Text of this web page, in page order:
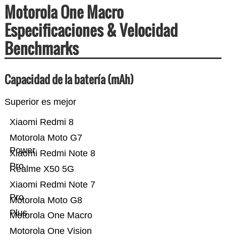
Motorola One Macro
Especificaciones & Velocidad
Benchmarks
Capacidad de la batería (mAh)
Superior es mejor
Motorola One Vision
Motorola One Macro
Motorola Moto G8
Plus
Xiaomi Redmi Note 7
Pro
Realme X50 5G
Xiaomi Redmi Note 8
Pro
Motorola Moto G7
Power
Xiaomi Redmi 8